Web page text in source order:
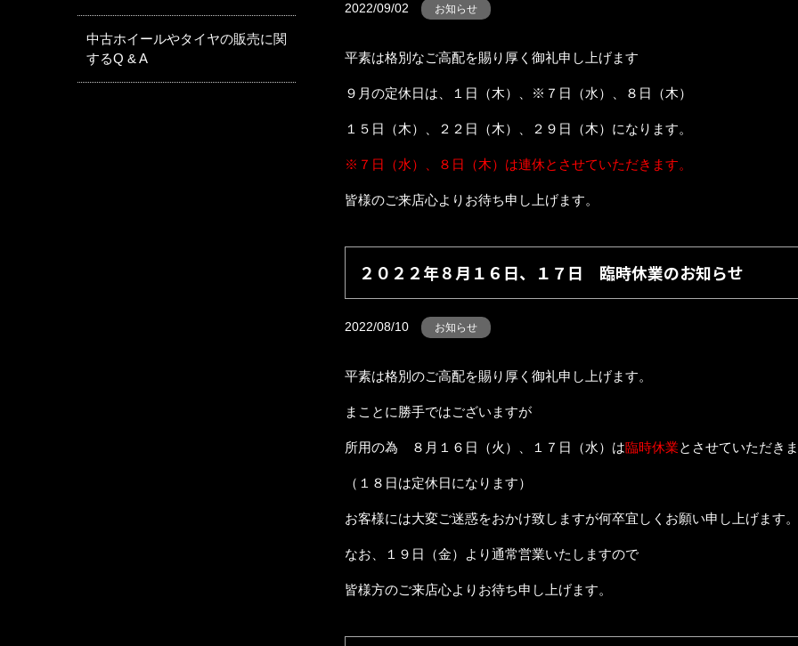
2022/09/02 お知らせ
平素は格別なご高配を賜り厚く御礼申し上げます
９月の定休日は、１日（木）、※７日（水）、８日（木）
１５日（木）、２２日（木）、２９日（木）になります。
※７日（水）、８日（木）は連休とさせていただきます。
皆様のご来店心よりお待ち申し上げます。
２０２２年８月１６日、１７日 臨時休業のお知らせ
2022/08/10 お知らせ
平素は格別のご高配を賜り厚く御礼申し上げます。
まことに勝手ではございますが
所用の為 ８月１６日（火）、１７日（水）は臨時休業とさせていただきま
（１８日は定休日になります）
お客様には大変ご迷惑をおかけ致しますが何卒宜しくお願い申し上げます。
なお、１９日（金）より通常営業いたしますので
皆様方のご来店心よりお待ち申し上げます。
中古ホイールやタイヤの販売に関
するQ & A